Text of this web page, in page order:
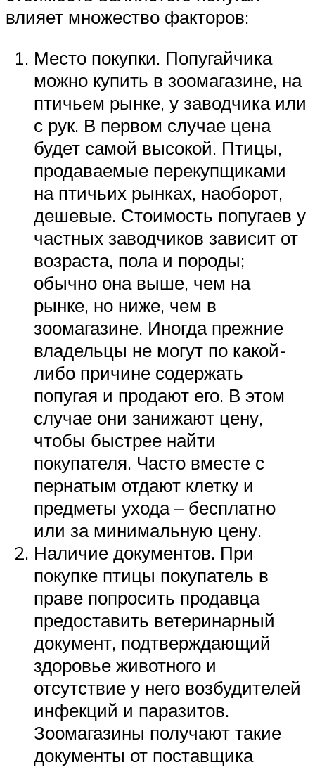
влияет множество факторов:
Место покупки. Попугайчика
можно купить в зоомагазине, на
птичьем рынке, у заводчика или
с рук. В первом случае цена
будет самой высокой. Птицы,
продаваемые перекупщиками
на птичьих рынках, наоборот,
дешевые. Стоимость попугаев у
частных заводчиков зависит от
возраста, пола и породы;
обычно она выше, чем на
рынке, но ниже, чем в
зоомагазине. Иногда прежние
владельцы не могут по какой-
либо причине содержать
попугая и продают его. В этом
случае они занижают цену,
чтобы быстрее найти
покупателя. Часто вместе с
пернатым отдают клетку и
предметы ухода – бесплатно
или за минимальную цену.
Наличие документов. При
покупке птицы покупатель в
праве попросить продавца
предоставить ветеринарный
документ, подтверждающий
здоровье животного и
отсутствие у него возбудителей
инфекций и паразитов.
Зоомагазины получают такие
документы от поставщика